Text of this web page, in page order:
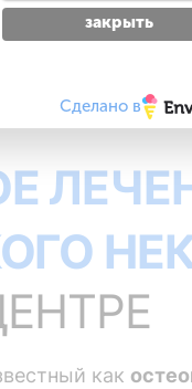
как
закрыть
Сделано в